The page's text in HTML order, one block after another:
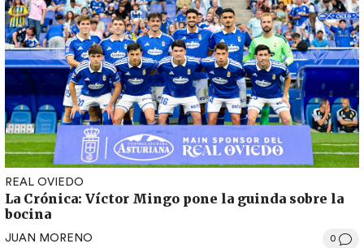
REAL OVIEDO
La Crónica: Víctor Mingo pone la guinda sobre la
bocina
JUAN MORENO 0